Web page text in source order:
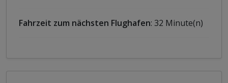
Fahrzeit zum nächsten Flughafen: 32 Minute(n)